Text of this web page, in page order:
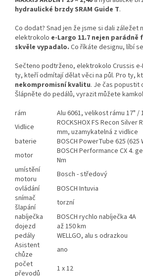
hydraulické brzdy SRAM Guide T.
Co dodat? Snad jen že jsme si dali záležet
elektrokolo e-Largo 11.7 nejen
skvěle vypadalo. Co říkáte designu, líbí
Sečteno podtrženo, elektrokolo Crussis e-
ty, kteří odmítají dělat věci na půl. Pro ty,
nekompromisní kvalitu. Je čas popustit
Šlápněte do pedálů, vyrazit můžete
rám
Alu 6061, velikost rámu 17" /
Vidlice
ROCKSHOX FS Recon Silver
mm, uzamykatelná z vidlice
baterie
BOSCH PowerTube 625 (625
motor
BOSCH Performance CX 4.
Nm
umístění
motoru
Bosch - středový
ovládání
BOSCH Intuvia
snímač
šlapání
torzní
nabíječka
BOSCH rychlo nabíječka 4A
dojezd
až 150 km
pedály
WELLGO, alu s odrazkou
Asistent
chůze
ano
počet
převodů
1 x 12